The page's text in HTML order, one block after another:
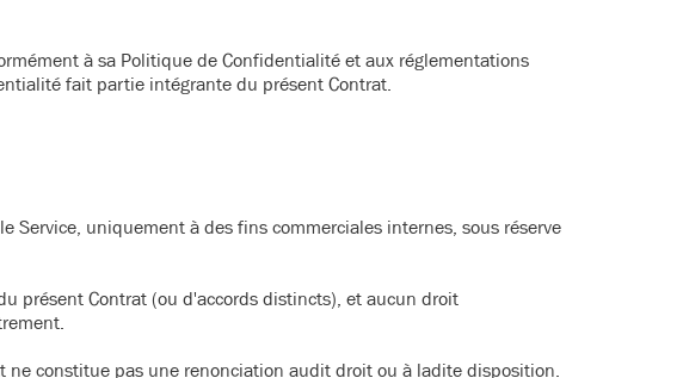
à sa Politique de Confidentialité et aux réglementations
fait partie intégrante du présent Contrat.
uniquement à des fins commerciales internes, sous réserve
présent Contrat (ou d'accords distincts), et aucun droit
constitue pas une renonciation audit droit ou à ladite disposition.